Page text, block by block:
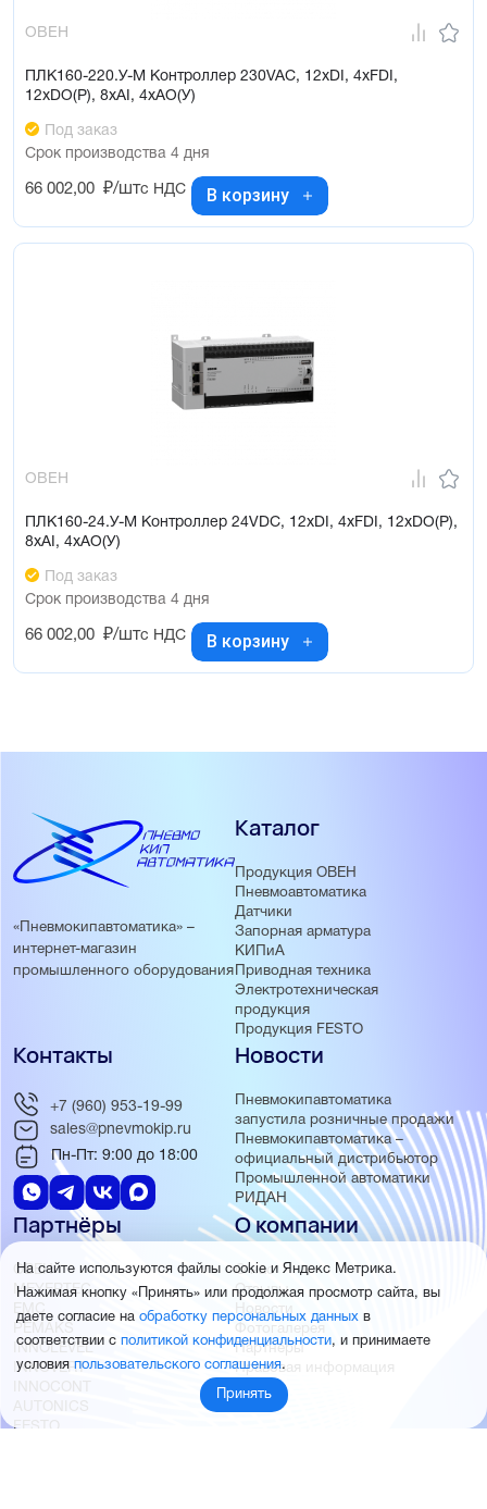
ОВЕН
ПЛК160-220.У-М Контроллер 230VAC, 12xDI, 4xFDI,
12xDO(Р), 8xAI, 4xAO(У)
Под заказ
Срок производства 4 дня
66 002,00 ₽/штс НДС В корзину
ОВЕН
ПЛК160-24.У-М Контроллер 24VDC, 12xDI, 4xFDI, 12xDO(Р),
8xAI, 4xAO(У)
Под заказ
Срок производства 4 дня
66 002,00 ₽/штс НДС В корзину
«Пневмокипавтоматика» –
интернет-магазин
промышленного оборудования
Каталог
Продукция ОВЕН
Пневмоавтоматика
Датчики
Запорная арматура
КИПиА
Приводная техника
Электротехническая
продукция
Продукция FESTO
Новости
Пневмокипавтоматика
запустила розничные продажи
Пневмокипавтоматика –
официальный дистрибьютор
Промышленной автоматики
РИДАН
Партнёры
ОВЕН
MEYERTEC
EMC
PEMAKS
INNOLEVEL
INNOVERT
INNOCONT
AUTONICS
FESTO
О компании
О нас
Отзывы
Новости
Фотогалерея
Партнёры
Правовая информация
Контакты
+7 (960) 953-19-99
sales@pnevmokip.ru
Пн-Пт: 9:00 до 18:00
На сайте используются файлы cookie и Яндекс Метрика.
Нажимая кнопку «Принять» или продолжая просмотр сайта, вы
даете согласие на обработку персональных данных в
соответствии с политикой конфиденциальности, и принимаете
условияпользовательского соглашения.
Принять